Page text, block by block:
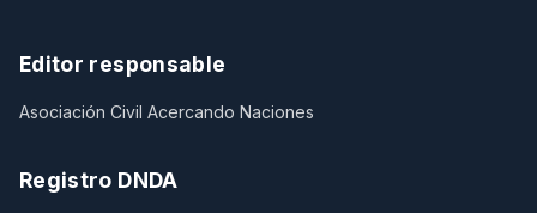
Editor responsable
Asociación Civil Acercando Naciones
Registro DNDA